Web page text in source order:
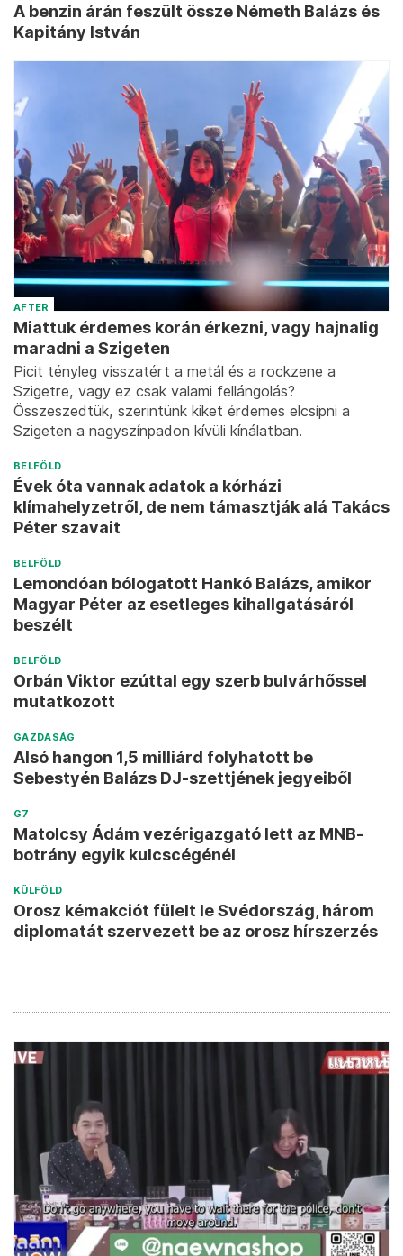
A benzin árán feszült össze Németh Balázs és
Kapitány István
AFTER
Miattuk érdemes korán érkezni, vagy hajnalig
maradni a Szigeten
Picit tényleg visszatért a metál és a rockzene a
Szigetre, vagy ez csak valami fellángolás?
Összeszedtük, szerintünk kiket érdemes elcsípni a
Szigeten a nagyszínpadon kívüli kínálatban.
BELFÖLD
Évek óta vannak adatok a kórházi
klímahelyzetről, de nem támasztják alá Takács
Péter szavait
BELFÖLD
Lemondóan bólogatott Hankó Balázs, amikor
Magyar Péter az esetleges kihallgatásáról
beszélt
BELFÖLD
Orbán Viktor ezúttal egy szerb bulvárhőssel
mutatkozott
GAZDASÁG
Alsó hangon 1,5 milliárd folyhatott be
Sebestyén Balázs DJ-szettjének jegyeiből
G7
Matolcsy Ádám vezérigazgató lett az MNB-
botrány egyik kulcscégénél
KÜLFÖLD
Orosz kémakciót fülelt le Svédország, három
diplomatát szervezett be az orosz hírszerzés